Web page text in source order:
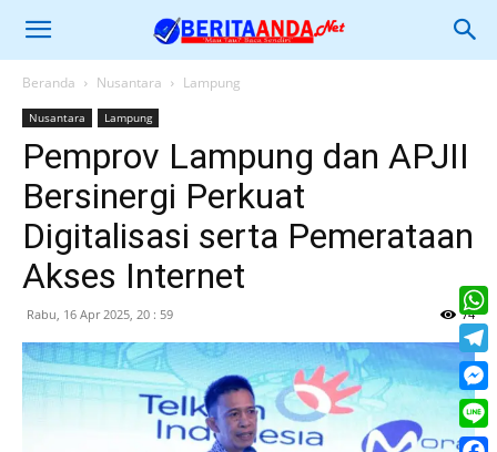
Beranda Nusantara Lampung
Nusantara Lampung
Pemprov Lampung dan APJII
Bersinergi Perkuat
Digitalisasi serta Pemerataan
Akses Internet
Rabu, 16 Apr 2025, 20 : 59 74
Line